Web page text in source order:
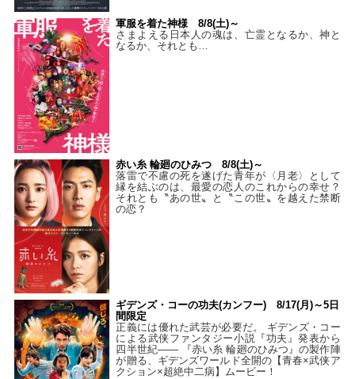
軍服を着た神様 8/8(土)～
さまよえる日本人の魂は、亡霊となるか、神と
なるか、それとも…
赤い糸 輪廻のひみつ 8/8(土)～
落雷で不慮の死を遂げた青年が〈月老〉として
縁を結ぶのは、最愛の恋人のこれからの幸せ？
それとも〝あの世〟と〝この世〟を越えた禁断
の恋？
ギデンズ・コーの功夫(カンフー) 8/17(月)～5日
間限定
正義には優れた武芸が必要だ。 ギデンズ・コー
による武侠ファンタジー小説『功夫』発表から
四半世紀―― 『赤い糸 輪廻のひみつ』の製作陣
が贈る、ギデンズワールド全開の【青春×武侠ア
クション×超絶中二病】ムービー！